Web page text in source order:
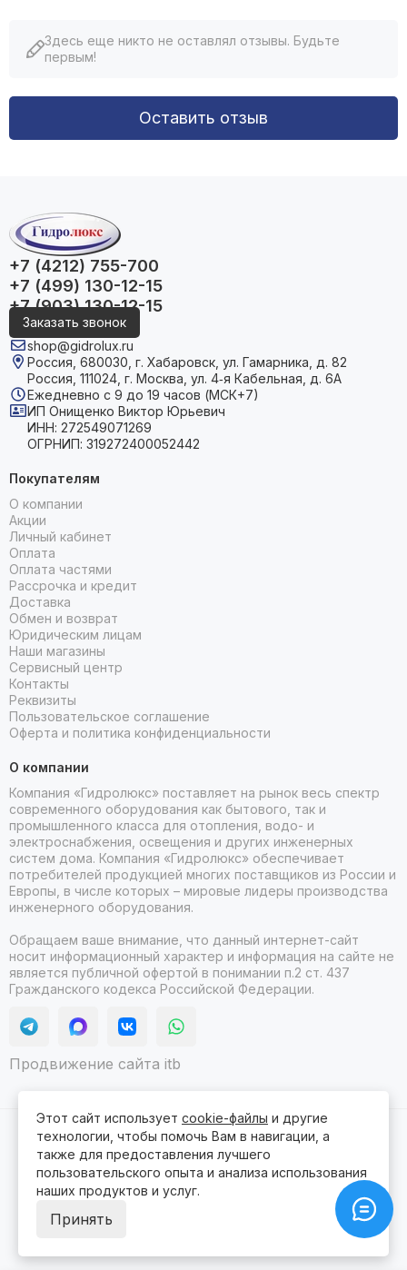
Здесь еще никто не оставлял отзывы. Будьте
первым!
Оставить отзыв
+7 (4212) 755-700
+7 (499) 130-12-15
+7 (903) 130-12-15
Заказать звонок
shop@gidrolux.ru
Россия, 680030, г. Хабаровск, ул. Гамарника, д. 82
Россия, 111024, г. Москва, ул. 4‑я Кабельная, д. 6А
Ежедневно с 9 до 19 часов (МСК+7)
ИП Онищенко Виктор Юрьевич
ИНН: 272549071269
ОГРНИП: 319272400052442
Покупателям
О компании
Акции
Личный кабинет
Оплата
Оплата частями
Рассрочка и кредит
Доставка
Обмен и возврат
Юридическим лицам
Наши магазины
Сервисный центр
Контакты
Реквизиты
Пользовательское соглашение
Оферта и политика конфиденциальности
О компании
Компания «Гидролюкс» поставляет на рынок весь спектр
современного оборудования как бытового, так и
промышленного класса для отопления, водо- и
электроснабжения, освещения и других инженерных
систем дома. Компания «Гидролюкс» обеспечивает
потребителей продукцией многих поставщиков из России и
Европы, в числе которых – мировые лидеры производства
инженерного оборудования.
Обращаем ваше внимание, что данный интернет-сайт
носит информационный характер и информация на сайте не
является публичной офертой в понимании п.2 ст. 437
Гражданского кодекса Российской Федерации.
Продвижение сайта itb
2026 © Гидролюкс.Карта сайта
Сделано вProSalesдля платформы
Этот сайт использует cookie-файлы и другие
технологии, чтобы помочь Вам в навигации, а
также для предоставления лучшего
пользовательского опыта и анализа использования
наших продуктов и услуг.
Принять